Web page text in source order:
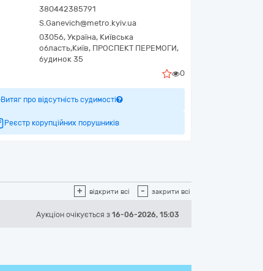
380442385791
S.Ganevich@metro.kyiv.ua
03056, Україна, Київська
область,Київ, ПРОСПЕКТ ПЕРЕМОГИ,
будинок 35
0
Витяг про відсутність судимості
Реєстр корупційних порушників
+ відкрити всі - закрити всі
Аукціон очікується з 16-06-2026, 15:03